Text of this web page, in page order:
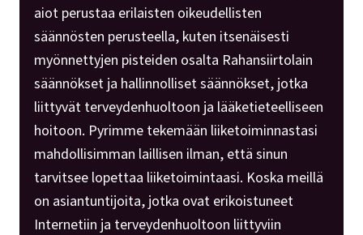
aiot perustaa erilaisten oikeudellisten
säännösten perusteella, kuten itsenäisesti
myönnettyjen pisteiden osalta Rahansiirtolain
säännökset ja hallinnolliset säännökset, jotka
liittyvät terveydenhuoltoon ja lääketieteelliseen
hoitoon. Pyrimme tekemään liiketoiminnastasi
mahdollisimman laillisen ilman, että sinun
tarvitsee lopettaa liiketoimintaasi. Koska meillä
on asiantuntijoita, jotka ovat erikoistuneet
Internetiin ja terveydenhuoltoon liittyviin